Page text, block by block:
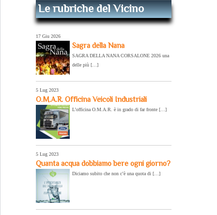
Le rubriche del Vicino
17 Giu 2026
Sagra della Nana
SAGRA DELLA NANA CORSALONE 2026 una
delle più […]
5 Lug 2023
O.M.A.R. Officina Veicoli Industriali
L’officina O.M.A.R. è in grado di far fronte […]
5 Lug 2023
Quanta acqua dobbiamo bere ogni giorno?
Diciamo subito che non c’è una quota di […]